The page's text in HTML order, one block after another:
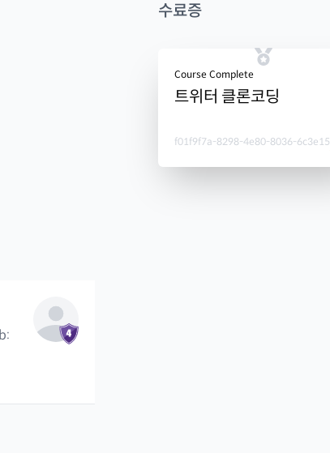
수료증
Course Complete
트위터 클론코딩
f01f9f7a-8298-4e80-8036-6c3e15